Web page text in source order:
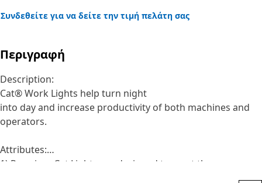
Συνδεθείτε για να δείτε την τιμή πελάτη σας
Περιγραφή
Description:
Cat® Work Lights help turn night
into day and increase productivity of both machines and
operators.
Attributes:
1) Premium Cat Lights are designed to meet the